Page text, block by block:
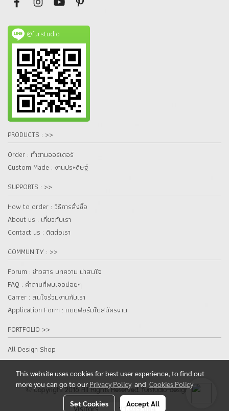
@furstudio
PRODUCTS : >>
Order : ทำตามออร์เดอร์
Custom Made : งานประดิษฐ์
SUPPORTS : >>
How to order : วิธีการสั่งซื้อ
About us : เกี๋ยวกับเรา
Contact us : ติดต่อเรา
COMMUNITY : >>
Forum : ข่าวสาร บทความ น่าสนใจ
FAQ : คำถามที่พบเจอบ่อยๆ
Carrer : สนใจร่วมงานกับเรา
Application Form : แบบฟอร์มใบสมัครงาน
PORTFOLIO >>
All Design Shop
© Copyright 2016 All Rights Reserved. furstudio-design.com
Today's visitor 5,209
This website uses cookies for best user experience, to find out
more you can go to our Privacy Policy and Cookies Policy
Set Cookies Accept All